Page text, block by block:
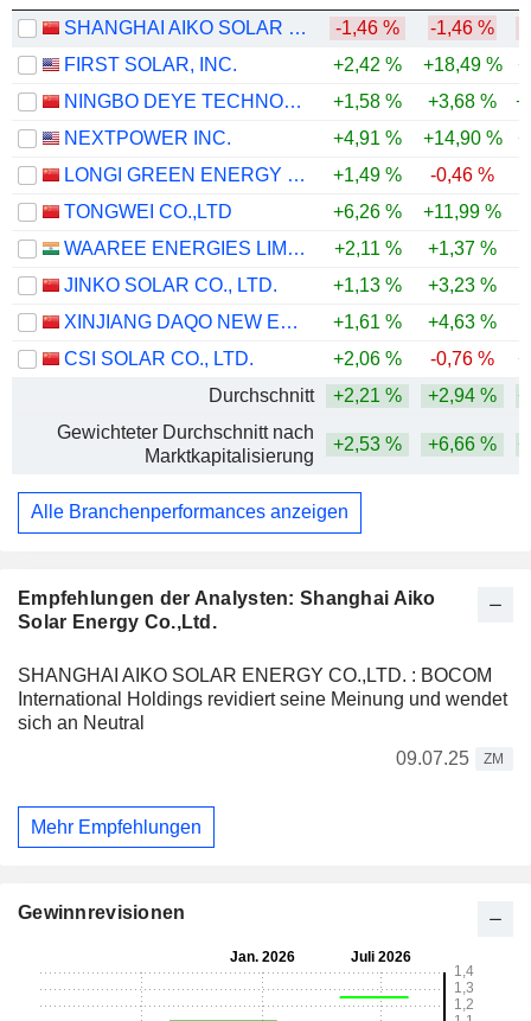
Empfehlungen der Analysten: Shanghai Aiko
Solar Energy Co.,Ltd.
SHANGHAI AIKO SOLAR ENERGY CO.,LTD. : BOCOM
International Holdings revidiert seine Meinung und wendet
sich an Neutral
09.07.25
ZM
Mehr Empfehlungen
SHANGHAI AIKO SOLAR ENERGY CO.,LTD. -1,46 % -1,46 %
FIRST SOLAR, INC.
+2,42 % +18,49 %
NINGBO DEYE TECHNOLOGY GROUP CO., LTD.
+1,58 % +3,68 %
NEXTPOWER INC.
+4,91 % +14,90 %
LONGI GREEN ENERGY TECHNOLOGY CO., LTD.
+1,49 % -0,46 %
TONGWEI CO.,LTD
+6,26 % +11,99 %
WAAREE ENERGIES LIMITED
+2,11 % +1,37 %
JINKO SOLAR CO., LTD.
+1,13 % +3,23 %
XINJIANG DAQO NEW ENERGY CO.,LTD.
+1,61 % +4,63 %
CSI SOLAR CO., LTD.
+2,06 % -0,76 %
Durchschnitt
+2,21 % +2,94 %
Gewichteter Durchschnitt nach
Marktkapitalisierung
+2,53 % +6,66 %
Alle Branchenperformances anzeigen
Gewinnrevisionen